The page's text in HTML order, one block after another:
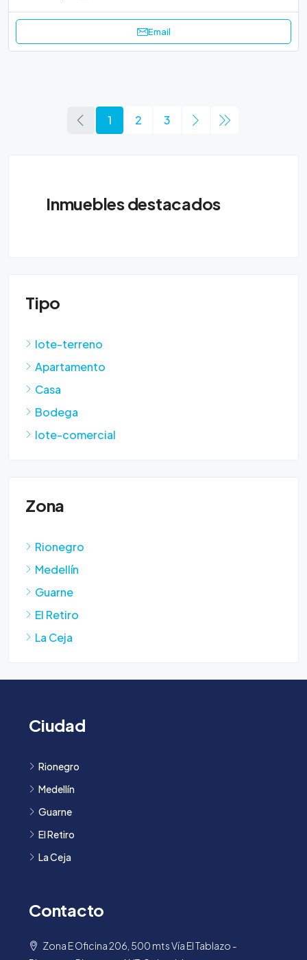
Email
1 2 3
Inmuebles destacados
Tipo
lote-terreno
Apartamento
Casa
Bodega
lote-comercial
Zona
Rionegro
Medellín
Guarne
El Retiro
La Ceja
Ciudad
Rionegro
Medellín
Guarne
El Retiro
La Ceja
Contacto
Zona E Oficina 206, 500 mts Vía El Tablazo -